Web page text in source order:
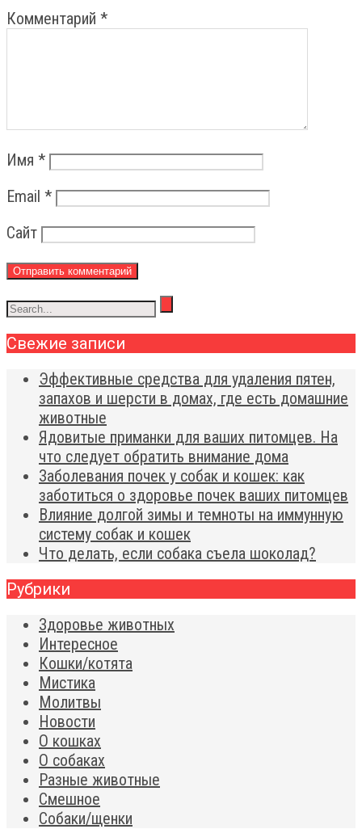
Комментарий *
Имя *
Email *
Сайт
Свежие записи
Эффективные средства для удаления пятен,
запахов и шерсти в домах, где есть домашние
животные
Ядовитые приманки для ваших питомцев. На
что следует обратить внимание дома
Заболевания почек у собак и кошек: как
заботиться о здоровье почек ваших питомцев
Влияние долгой зимы и темноты на иммунную
систему собак и кошек
Что делать, если собака съела шоколад?
Рубрики
Здоровье животных
Интересное
Кошки/котята
Мистика
Молитвы
Новости
О кошках
О собаках
Разные животные
Смешное
Собаки/щенки